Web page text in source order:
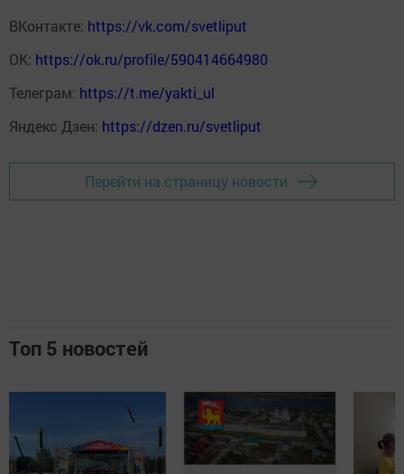
ВКонтакте: https://vk.com/svetliput
ОК: https://ok.ru/profile/590414664980
Телеграм: https://t.me/yakti_ul
Яндекс Дзен: https://dzen.ru/svetliput
Перейти на страницу новости
Топ 5 новостей